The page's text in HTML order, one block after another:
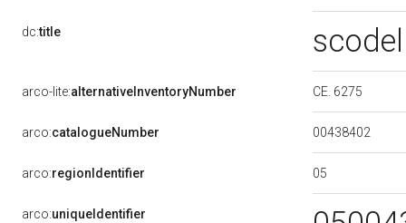
dc:title
arco-lite:alternativeInventoryNumber CE. 6275
arco:catalogueNumber 00438402
arco:regionIdentifier 05
arco:uniqueIdentifier